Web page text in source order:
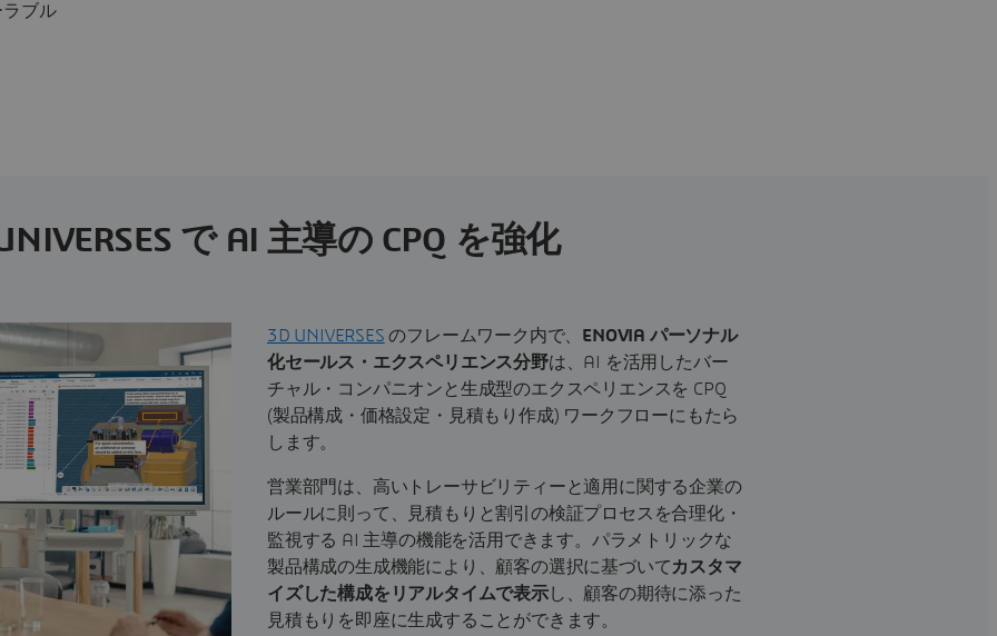
ブル
で AI 主導の CPQ を強化
3D UNIVERSES のフレームワーク内で、 ENOVIA パーソナル
化セールス・エクスペリエンス分野は、AI を活用したバー
チャル・コンパニオンと生成型のエクスペリエンスを CPQ
(製品構成・価格設定・見積もり作成) ワークフローにもたら
します。
営業部門は、高いトレーサビリティーと適用に関する企業の
ルールに則って、見積もりと割引の検証プロセスを合理化・
監視する AI 主導の機能を活用できます。パラメトリックな
製品構成の生成機能により、顧客の選択に基づいてカスタマ
イズした構成をリアルタイムで表示し、顧客の期待に添った
見積もりを即座に生成することができます。